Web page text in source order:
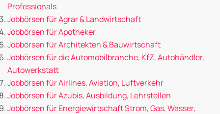
Professionals
Jobbörsen für Agrar & Landwirtschaft
Jobbörsen für Apotheker
Jobbörsen für Architekten & Bauwirtschaft
Jobbörsen für die Automobilbranche, KfZ, Autohändler,
Autowerkstatt
Jobbörsen für Airlines, Aviation, Luftverkehr
Jobbörsen für Azubis, Ausbildung, Lehrstellen
Jobbörsen für Energiewirtschaft Strom, Gas, Wasser,